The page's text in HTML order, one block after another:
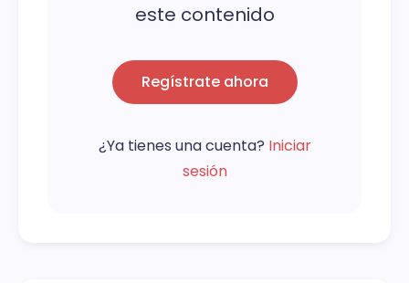
este contenido
Regístrate ahora
¿Ya tienes una cuenta? Iniciar
sesión